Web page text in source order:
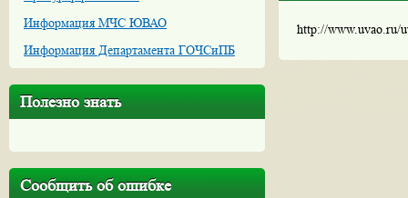
Информация МЧС ЮВАО
Информация Департамента ГОЧСиПБ
Полезно знать
Сообщить об ошибке
http://www.uvao.ru/